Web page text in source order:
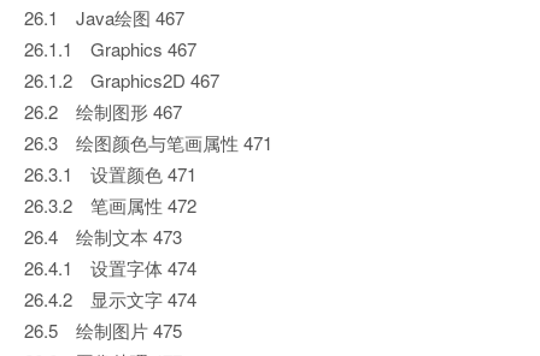
26.1 Java绘图 467
26.1.1 Graphics 467
26.1.2 Graphics2D 467
26.2 绘制图形 467
26.3 绘图颜色与笔画属性 471
26.3.1 设置颜色 471
26.3.2 笔画属性 472
26.4 绘制文本 473
26.4.1 设置字体 474
26.4.2 显示文字 474
26.5 绘制图片 475